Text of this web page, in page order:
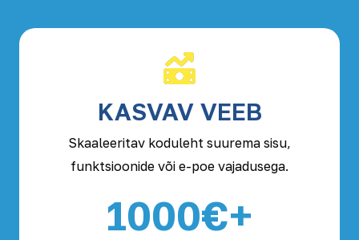
KASVAV VEEB
Skaaleeritav koduleht suurema sisu,
funktsioonide või e-poe vajadusega.
1000€+